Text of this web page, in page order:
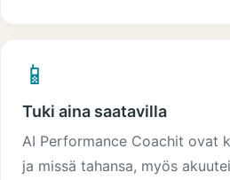
📱
Tuki aina saatavilla
AI Performance Coachit ovat
ja missä tahansa, myös